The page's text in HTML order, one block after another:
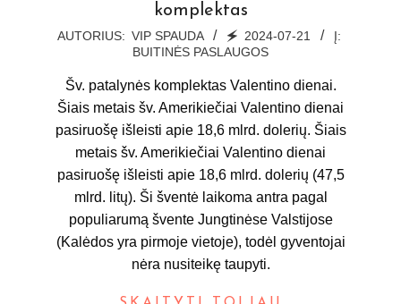
komplektas
2024-
21
AUTORIUS: VIP SPAUDA 🗲 2024-07-21
Į:
BUITINĖS PASLAUGOS
Šv. patalynės komplektas Valentino dienai.
Šiais metais šv. Amerikiečiai Valentino dienai
pasiruošę išleisti apie 18,6 mlrd. dolerių. Šiais
metais šv. Amerikiečiai Valentino dienai
pasiruošę išleisti apie 18,6 mlrd. dolerių (47,5
mlrd. litų). Ši šventė laikoma antra pagal
populiarumą švente Jungtinėse Valstijose
(Kalėdos yra pirmoje vietoje), todėl gyventojai
nėra nusiteikę taupyti.